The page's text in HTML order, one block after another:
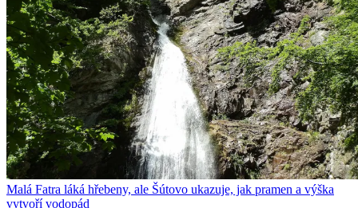
Malá Fatra láká hřebeny, ale Šútovo ukazuje, jak pramen a výška
vytvoří vodopád